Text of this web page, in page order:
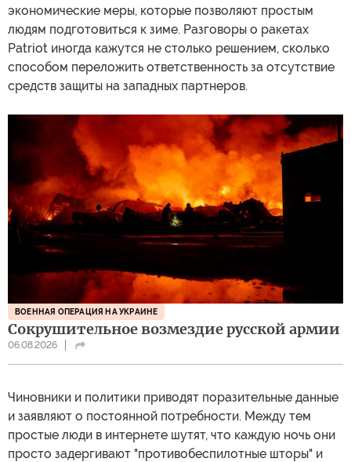
экономические меры, которые позволяют простым
людям подготовиться к зиме. Разговоры о ракетах
Patriot иногда кажутся не столько решением, сколько
способом переложить ответственность за отсутствие
средств защиты на западных партнеров.
ВОЕННАЯ ОПЕРАЦИЯ НА УКРАИНЕ
Сокрушительное возмездие русской армии
06.08.2026
Чиновники и политики приводят поразительные данные
и заявляют о постоянной потребности. Между тем
простые люди в интернете шутят, что каждую ночь они
просто задергивают "противобеспилотные шторы" и